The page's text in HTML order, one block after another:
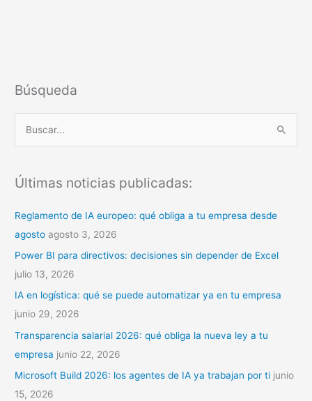
Búsqueda
c
r
:
Últimas noticias publicadas:
Reglamento de IA europeo: qué obliga a tu empresa desde
agosto agosto 3, 2026
Power BI para directivos: decisiones sin depender de Excel
julio 13, 2026
IA en logística: qué se puede automatizar ya en tu empresa
junio 29, 2026
Transparencia salarial 2026: qué obliga la nueva ley a tu
empresa junio 22, 2026
Microsoft Build 2026: los agentes de IA ya trabajan por ti junio
15, 2026